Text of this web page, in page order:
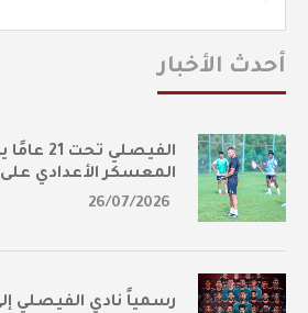
أحدث الأخبار
الفيصلي
المعسكر الأعدادي
26/07/2026
رسمياً نادي الفيصلي